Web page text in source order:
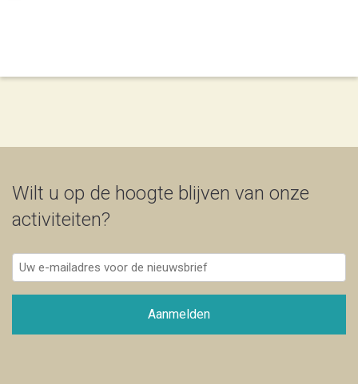
Wilt u op de hoogte blijven van onze
activiteiten?
Uw
e-
mailadres
de
Aanmelden